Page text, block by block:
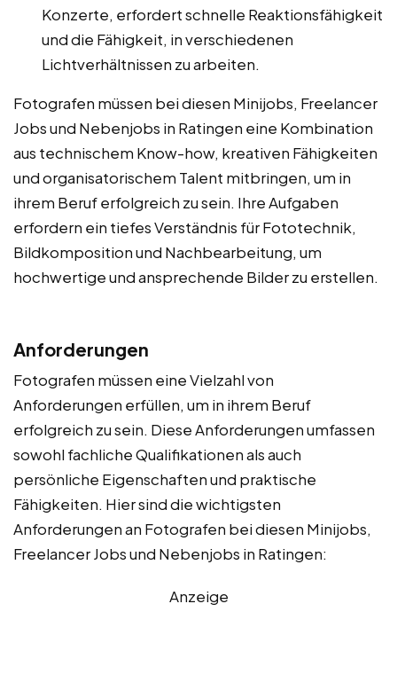
Konzerte, erfordert schnelle Reaktionsfähigkeit
und die Fähigkeit, in verschiedenen
Lichtverhältnissen zu arbeiten.
Fotografen müssen bei diesen Minijobs, Freelancer
Jobs und Nebenjobs in Ratingen eine Kombination
aus technischem Know-how, kreativen Fähigkeiten
und organisatorischem Talent mitbringen, um in
ihrem Beruf erfolgreich zu sein. Ihre Aufgaben
erfordern ein tiefes Verständnis für Fototechnik,
Bildkomposition und Nachbearbeitung, um
hochwertige und ansprechende Bilder zu erstellen.
Anforderungen
Fotografen müssen eine Vielzahl von
Anforderungen erfüllen, um in ihrem Beruf
erfolgreich zu sein. Diese Anforderungen umfassen
sowohl fachliche Qualifikationen als auch
persönliche Eigenschaften und praktische
Fähigkeiten. Hier sind die wichtigsten
Anforderungen an Fotografen bei diesen Minijobs,
Freelancer Jobs und Nebenjobs in Ratingen:
Anzeige